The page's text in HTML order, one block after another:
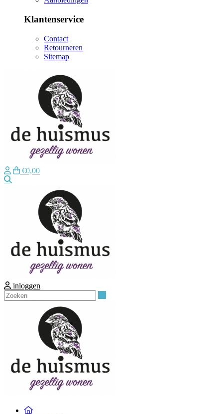
Klantenservice
Contact
Retourneren
Sitemap
€0,00
inloggen